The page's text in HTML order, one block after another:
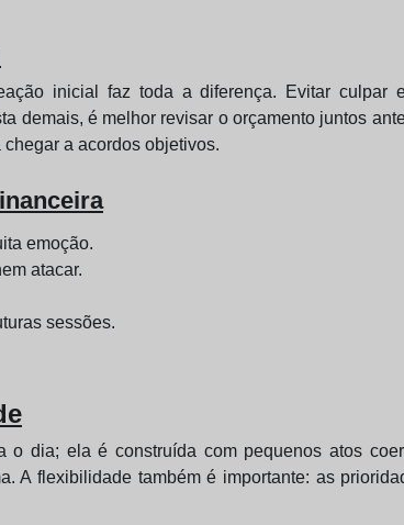
inicial faz toda a diferença. Evitar
demais, é melhor revisar o orçamento juntos
a acordos objetivos.
emoção.
atacar.
sessões.
dia; ela é construída com pequenos atos
A flexibilidade também é importante: as